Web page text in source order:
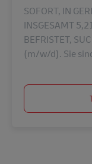
SOFORT, IN
INSGESAMT
BEFRISTET,
(m/w/d). Sie